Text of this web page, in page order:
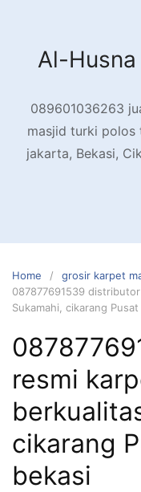
contentAl-
089601036263
masjid turki polos
jakarta, Bekasi,
Home
grosir karpet
087877691539
Sukamahi, cikarang
resmi
cikarang
bekasi